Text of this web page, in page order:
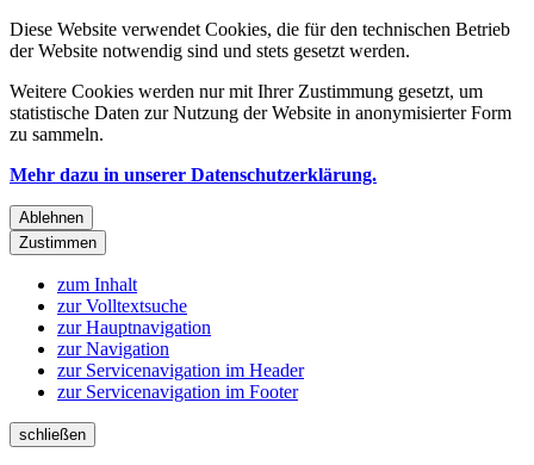
Diese Website verwendet Cookies, die für den technischen Betrieb
der Website notwendig sind und stets gesetzt werden.
Weitere Cookies werden nur mit Ihrer Zustimmung gesetzt, um
statistische Daten zur Nutzung der Website in anonymisierter Form
zu sammeln.
Mehr dazu in unserer Datenschutzerklärung.
Ablehnen
Zustimmen
zum Inhalt
zur Volltextsuche
zur Hauptnavigation
zur Navigation
zur Servicenavigation im Header
zur Servicenavigation im Footer
schließen